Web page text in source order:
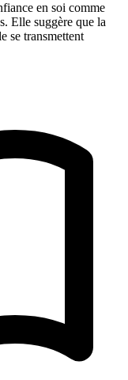
en soi comme
Elle suggère que la
se transmettent